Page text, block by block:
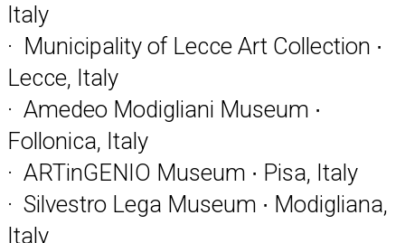
Italy
· Municipality of Lecce Art Collection ∙
Lecce, Italy
· Amedeo Modigliani Museum ∙
Follonica, Italy
· ARTinGENIO Museum ∙ Pisa, Italy
· Silvestro Lega Museum ∙ Modigliana,
Italy